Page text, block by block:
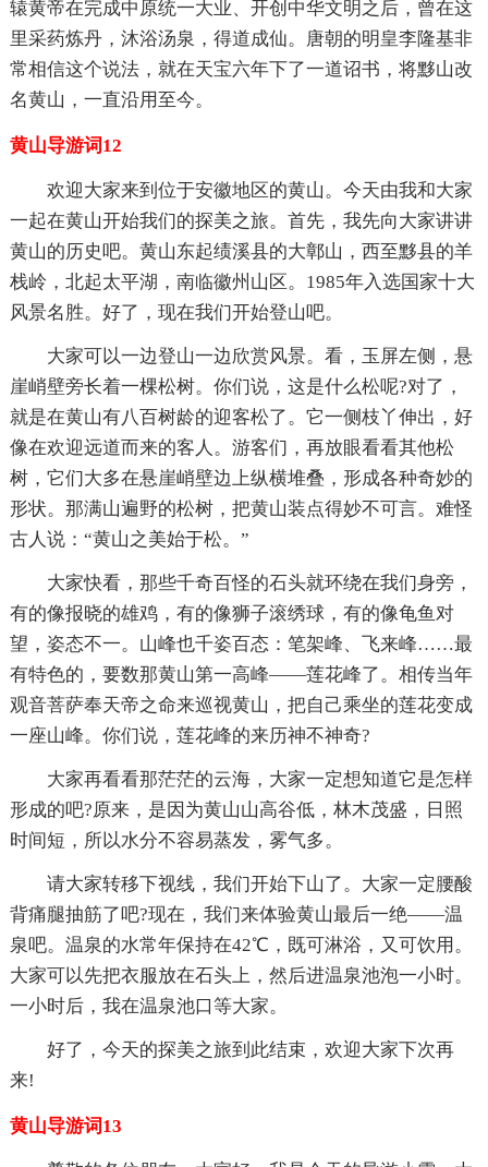
辕黄帝在完成中原统一大业、开创中华文明之后，曾在这
里采药炼丹，沐浴汤泉，得道成仙。唐朝的明皇李隆基非
常相信这个说法，就在天宝六年下了一道诏书，将黟山改
名黄山，一直沿用至今。
黄山导游词12
欢迎大家来到位于安徽地区的黄山。今天由我和大家
一起在黄山开始我们的探美之旅。首先，我先向大家讲讲
黄山的历史吧。黄山东起绩溪县的大鄣山，西至黟县的羊
栈岭，北起太平湖，南临徽州山区。1985年入选国家十大
风景名胜。好了，现在我们开始登山吧。
大家可以一边登山一边欣赏风景。看，玉屏左侧，悬
崖峭壁旁长着一棵松树。你们说，这是什么松呢?对了，
就是在黄山有八百树龄的迎客松了。它一侧枝丫伸出，好
像在欢迎远道而来的客人。游客们，再放眼看看其他松
树，它们大多在悬崖峭壁边上纵横堆叠，形成各种奇妙的
形状。那满山遍野的松树，把黄山装点得妙不可言。难怪
古人说：“黄山之美始于松。”
大家快看，那些千奇百怪的石头就环绕在我们身旁，
有的像报晓的雄鸡，有的像狮子滚绣球，有的像龟鱼对
望，姿态不一。山峰也千姿百态：笔架峰、飞来峰……最
有特色的，要数那黄山第一高峰——莲花峰了。相传当年
观音菩萨奉天帝之命来巡视黄山，把自己乘坐的莲花变成
一座山峰。你们说，莲花峰的来历神不神奇?
大家再看看那茫茫的云海，大家一定想知道它是怎样
形成的吧?原来，是因为黄山山高谷低，林木茂盛，日照
时间短，所以水分不容易蒸发，雾气多。
请大家转移下视线，我们开始下山了。大家一定腰酸
背痛腿抽筋了吧?现在，我们来体验黄山最后一绝——温
泉吧。温泉的水常年保持在42℃，既可淋浴，又可饮用。
大家可以先把衣服放在石头上，然后进温泉池泡一小时。
一小时后，我在温泉池口等大家。
好了，今天的探美之旅到此结束，欢迎大家下次再
来!
黄山导游词13